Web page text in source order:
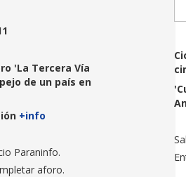
'La Tercera Vía
de un país en
+info
Paraninfo.
aforo.